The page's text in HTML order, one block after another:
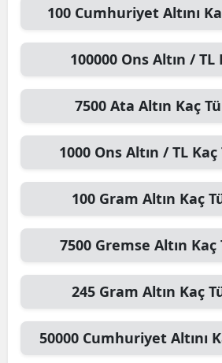
100 Cumhuriyet Altını
100000 Ons Altın / TL
7500 Ata Altın Kaç
1000 Ons Altın / TLKaç
100 Gram Altın Kaç
7500 Gremse Altın Kaç
245 Gram Altın Kaç
50000 Cumhuriyet Altını